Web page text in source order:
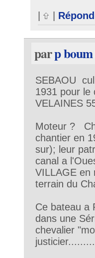
parp boum
SEBAOU
1931 pour
VELAINES
Moteur ?
chantier en
sur); leur
canal a
VILLAGE en
terrain du
Ce bateau a
dans une
chevalier